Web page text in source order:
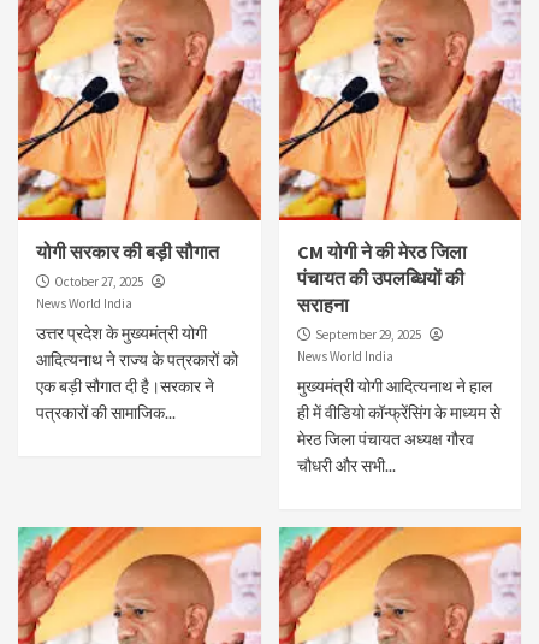
योगी सरकार की बड़ी सौगात
October 27, 2025
News World India
उत्तर प्रदेश के मुख्यमंत्री योगी
आदित्यनाथ ने राज्य के पत्रकारों को
एक बड़ी सौगात दी है।सरकार ने
पत्रकारों की सामाजिक...
CM योगी ने की मेरठ जिला
पंचायत की उपलब्धियों की
सराहना
September 29, 2025
News World India
मुख्यमंत्री योगी आदित्यनाथ ने हाल
ही में वीडियो कॉन्फ्रेंसिंग के माध्यम से
मेरठ जिला पंचायत अध्यक्ष गौरव
चौधरी और सभी...